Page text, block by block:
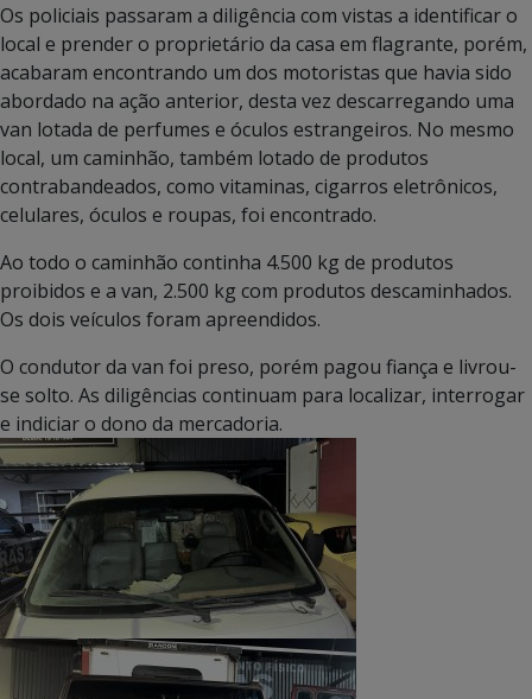
Os policiais passaram a diligência com vistas a identificar o
local e prender o proprietário da casa em flagrante, porém,
acabaram encontrando um dos motoristas que havia sido
abordado na ação anterior, desta vez descarregando uma
van lotada de perfumes e óculos estrangeiros. No mesmo
local, um caminhão, também lotado de produtos
contrabandeados, como vitaminas, cigarros eletrônicos,
celulares, óculos e roupas, foi encontrado.
Ao todo o caminhão continha 4.500 kg de produtos
proibidos e a van, 2.500 kg com produtos descaminhados.
Os dois veículos foram apreendidos.
O condutor da van foi preso, porém pagou fiança e livrou-
se solto. As diligências continuam para localizar, interrogar
e indiciar o dono da mercadoria.